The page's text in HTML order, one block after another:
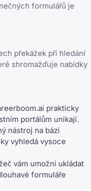
formulářů je
překážek při hledání
shromažďuje nabídky
prakticky
portálům unikají.
nástroj na bázi
vyhledá vysoce
vám umožní ukládat
formuláře